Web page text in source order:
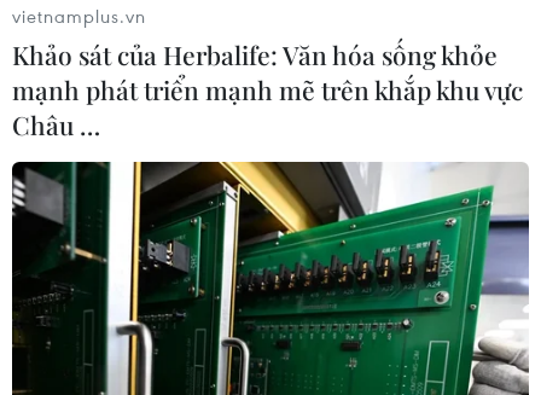
CHDC Congo triển khai tiêm vaccine
vietnamplus.vn
Khảo sát của Herbalife: Văn hóa sống khỏe
mạnh phát triển mạnh mẽ trên khắp khu vực
Châu …